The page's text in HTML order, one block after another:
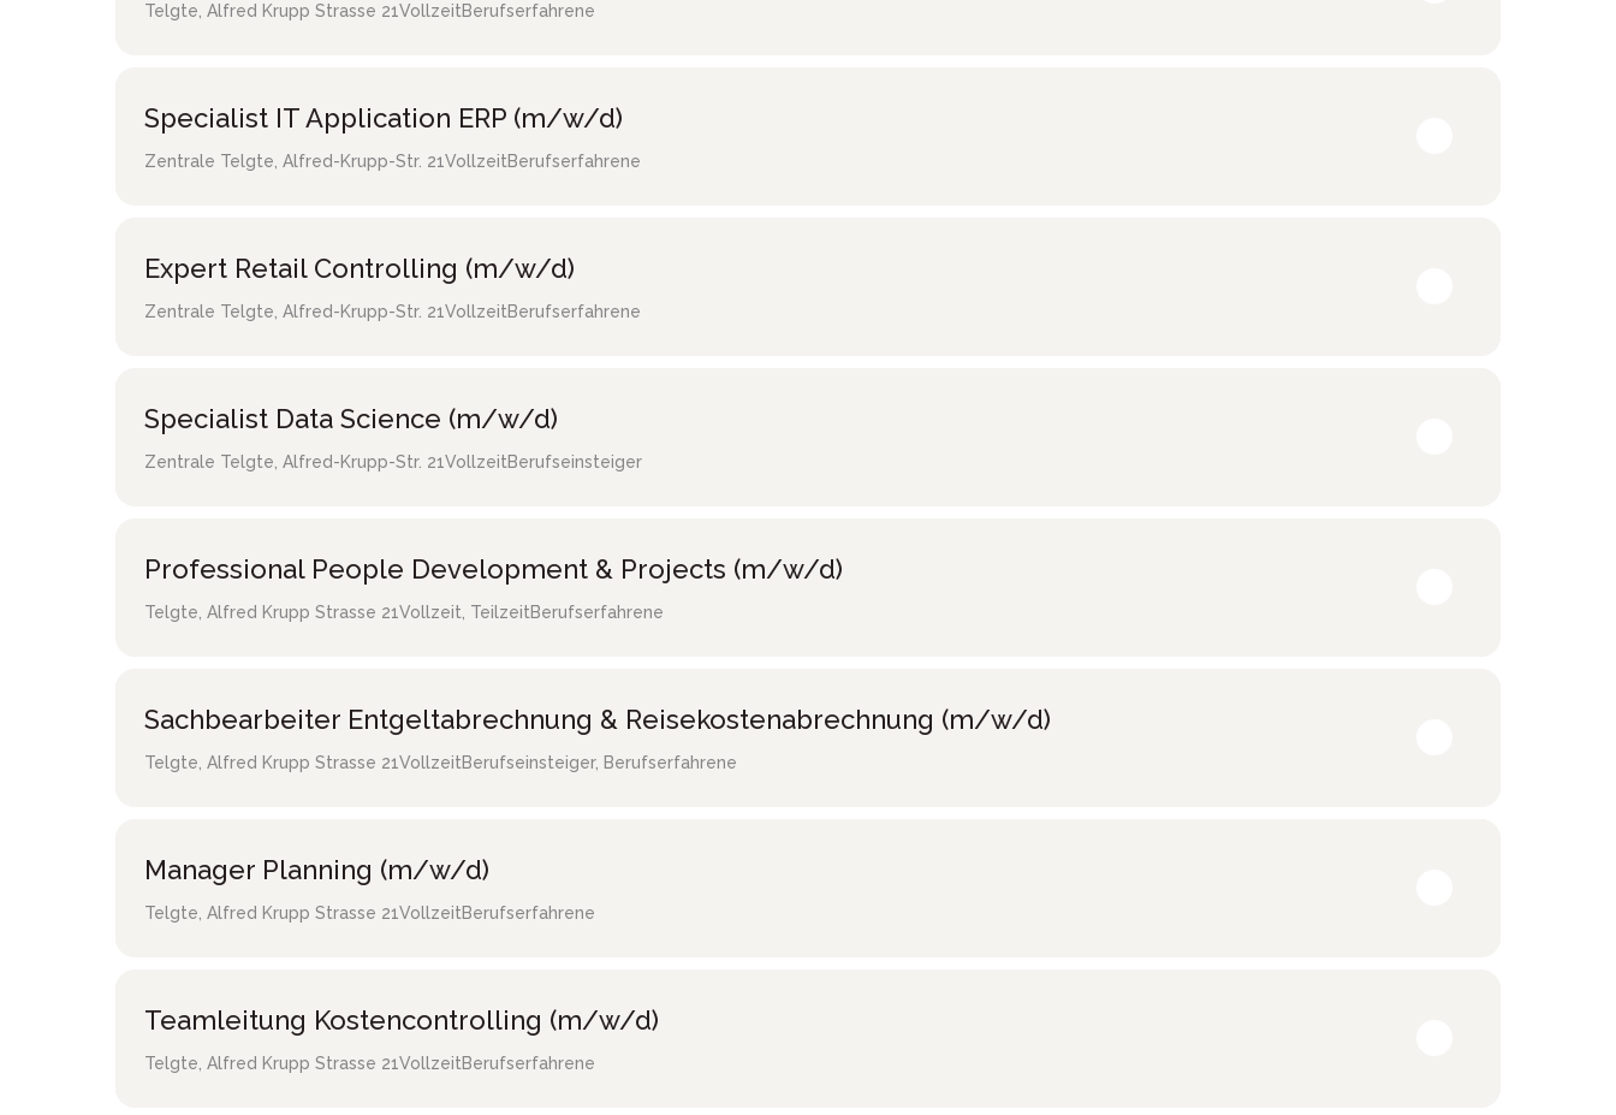
Telgte Alfred Krupp Strasse 21VollzeitBerufserfahrene
Specialist IT Application ERP (m/w/d)
Zentrale Telgte Alfred-Krupp-Str. 21VollzeitBerufserfahrene
Expert Retail Controlling (m/w/d)
Zentrale Telgte Alfred-Krupp-Str. 21VollzeitBerufserfahrene
Specialist Data Science (m/w/d)
Zentrale Telgte Alfred-Krupp-Str. 21VollzeitBerufseinsteiger
Professional People Development & Projects (m/w/d)
Telgte Alfred Krupp Strasse 21Vollzeit, TeilzeitBerufserfahrene
Sachbearbeiter Entgeltabrechnung & Reisekostenabrechnung (m/w/d)
Telgte Alfred Krupp Strasse 21VollzeitBerufseinsteiger, Berufserfahrene
Manager Planning (m/w/d)
Telgte Alfred Krupp Strasse 21VollzeitBerufserfahrene
Teamleitung Kostencontrolling (m/w/d)
Telgte Alfred Krupp Strasse 21VollzeitBerufserfahrene